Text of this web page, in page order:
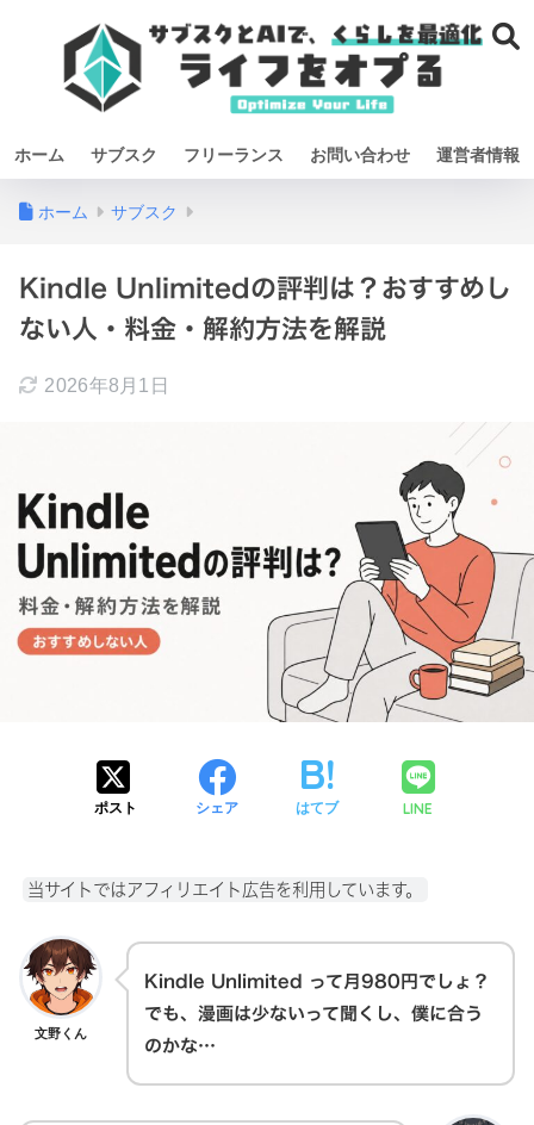
ホーム サブスク フリーランス お問い合わせ 運営者情報
ホーム サブスク
Kindle Unlimitedの評判は？おすすめし
ない人・料金・解約方法を解説
2026年8月1日
ポスト シェア はてブ LINE
当サイトではアフィリエイト広告を利用しています。
文野くん
Kindle Unlimited って月980円でしょ？
でも、漫画は少ないって聞くし、僕に合う
のかな…